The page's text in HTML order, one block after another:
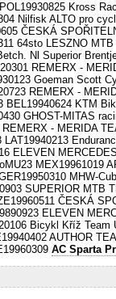
Kross
Nilfisk ALTO pro
ČESKÁ
64sto LESZNO
Nl Superior
REMERX -
Goeman Scott
REMERX -
BEL19940624 KTM
GHOST-MITAS
- MERIDA
ELEVEN
MEX19961019
MHW-
SUPERIOR MTB
ČESKÁ
ELEVEN
Bicykl Kříž
AUTHOR
AC Sparta